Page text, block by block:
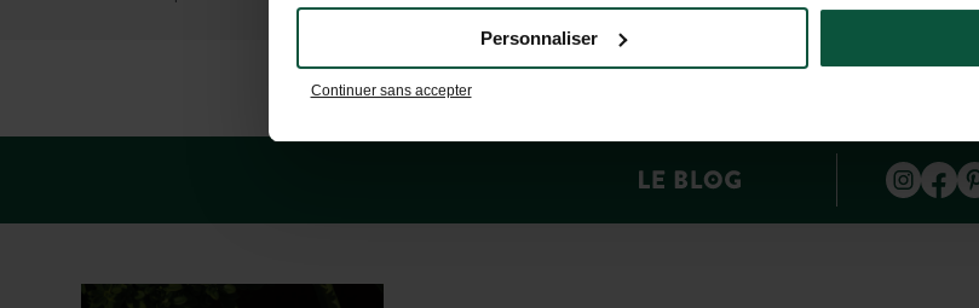
Continuer sans accepter
Personnaliser
DOMANDE FREQUENTI